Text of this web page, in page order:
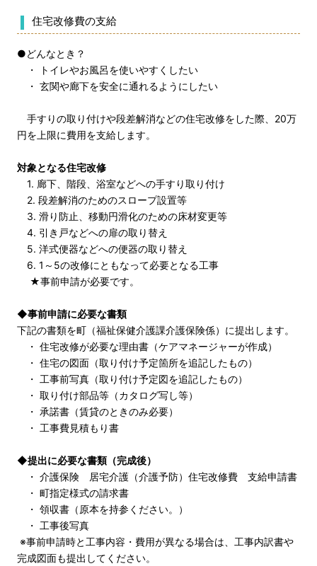
住宅改修費の支給
●どんなとき？
・ トイレやお風呂を使いやすくしたい
・ 玄関や廊下を安全に通れるようにしたい
手すりの取り付けや段差解消などの住宅改修をした際、20万
円を上限に費用を支給します。
対象となる住宅改修
1. 廊下、階段、浴室などへの手すり取り付け
2. 段差解消のためのスロープ設置等
3. 滑り防止、移動円滑化のための床材変更等
4. 引き戸などへの扉の取り替え
5. 洋式便器などへの便器の取り替え
6. 1～5の改修にともなって必要となる工事
★事前申請が必要です。
◆事前申請に必要な書類
下記の書類を町（福祉保健介護課介護保険係）に提出します。
・ 住宅改修が必要な理由書（ケアマネージャーが作成）
・ 住宅の図面（取り付け予定箇所を追記したもの）
・ 工事前写真（取り付け予定図を追記したもの）
・ 取り付け部品等（カタログ写し等）
・ 承諾書（賃貸のときのみ必要）
・ 工事費見積もり書
◆提出に必要な書類（完成後）
・ 介護保険 居宅介護（介護予防）住宅改修費 支給申請書
・ 町指定様式の請求書
・ 領収書（原本を持参ください。）
・ 工事後写真
※事前申請時と工事内容・費用が異なる場合は、工事内訳書や
完成図面も提出してください。